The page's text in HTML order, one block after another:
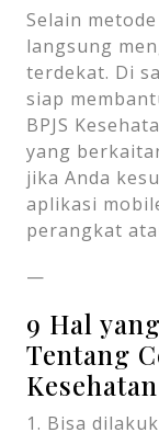
Selain
langsung
terdekat. Di
siap
BPJS
yang
jika Anda
aplikasi
perangkat
—
9 Hal
Tentang
Kesehatan
1. Bisa